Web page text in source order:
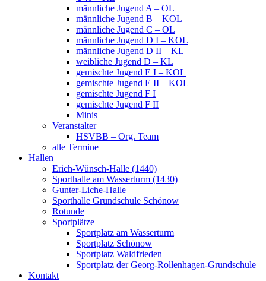
männliche Jugend A – OL
männliche Jugend B – KOL
männliche Jugend C – OL
männliche Jugend D I – KOL
männliche Jugend D II – KL
weibliche Jugend D – KL
gemischte Jugend E I – KOL
gemischte Jugend E II – KOL
gemischte Jugend F I
gemischte Jugend F II
Minis
Veranstalter
HSVBB – Org. Team
alle Termine
Hallen
Erich-Wünsch-Halle (1440)
Sporthalle am Wasserturm (1430)
Gunter-Liche-Halle
Sporthalle Grundschule Schönow
Rotunde
Sportplätze
Sportplatz am Wasserturm
Sportplatz Schönow
Sportplatz Waldfrieden
Sportplatz der Georg-Rollenhagen-Grundschule
Kontakt